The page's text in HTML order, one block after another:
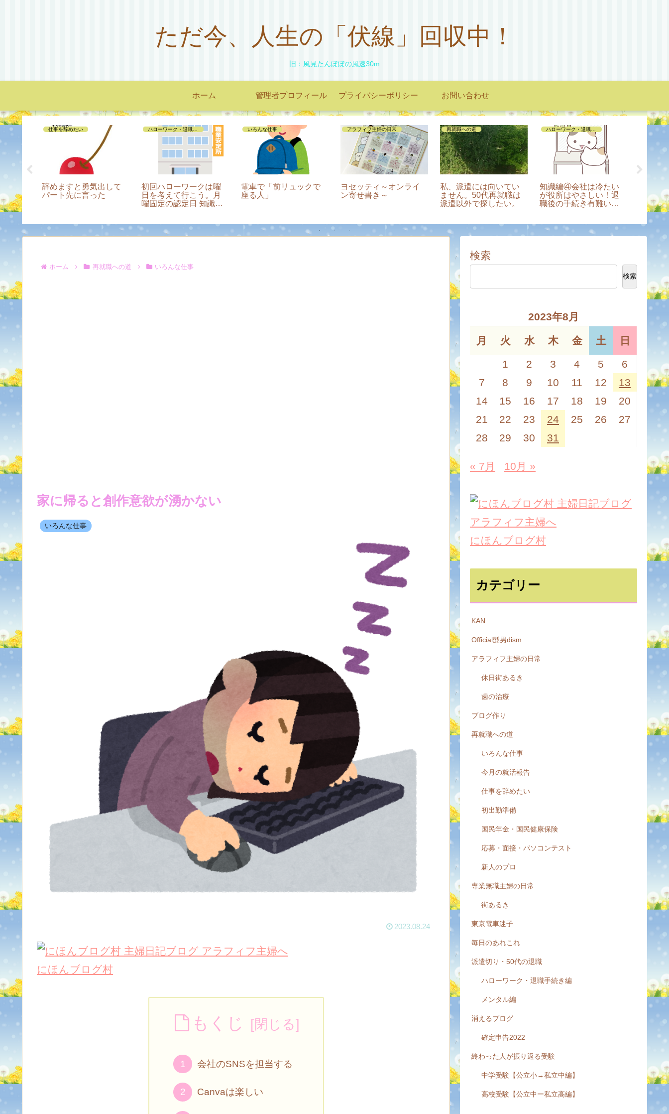
ただ今、人生の「伏線」回収中！
旧：風見たんぽぽの風速30m
ホーム 管理者プロフィール プライバシーポリシー お問い合わせ
仕事を辞めたい
辞めますと勇気出して
パート先に言った
ハローワーク・退職手続き編
初回ハローワークは曜
日を考えて行こう。月
曜固定の認定日 知識編
いろんな仕事
電車で「前リュックで
座る人」
アラフィフ主婦の日常
ヨセッティ～オンライ
ン寄せ書き～
再就職への道
私、派遣には向いてい
ません。50代再就職は
派遣以外で探したい。
ハローワーク・退職手続き編
知識編④会社は冷たい
が役所はやさしい！退
職後の手続き有難い制
添いす
ホーム 再就職への道 いろんな仕事
家に帰ると創作意欲が湧かない
いろんな仕事
2023.08.24
にほんブログ村
もくじ
会社のSNSを担当する
Canvaは楽しい
検索
検索
2023年8月
月 火 水 木 金 土 日
1 2 3 4 5
6
7
8 9 10 11 12
13
14
15 16 17 18 19
20
21
22 23 24 25 26
27
28
29 30 31
« 7月 10月 »
にほんブログ村
カテゴリー
KAN
Official髭男dism
アラフィフ主婦の日常
休日街あるき
歯の治療
ブログ作り
再就職への道
いろんな仕事
今月の就活報告
仕事を辞めたい
初出勤準備
国民年金・国民健康保険
応募・面接・パソコンテスト
新人のプロ
専業無職主婦の日常
街あるき
東京電車迷子
毎日のあれこれ
派遣切り・50代の退職
ハローワーク・退職手続き編
メンタル編
消えるブログ
確定申告2022
終わった人が振り返る受験
中学受験【公立小→私立中編】
高校受験【公立中ー私立高編】